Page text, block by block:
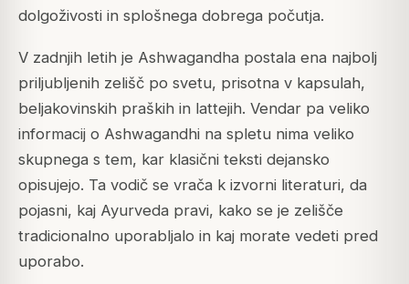
dolgoživosti in splošnega dobrega počutja.
V zadnjih letih je Ashwagandha postala ena najbolj
priljubljenih zelišč po svetu, prisotna v kapsulah,
beljakovinskih praških in lattejih. Vendar pa veliko
informacij o Ashwagandhi na spletu nima veliko
skupnega s tem, kar klasični teksti dejansko
opisujejo. Ta vodič se vrača k izvorni literaturi, da
pojasni, kaj Ayurveda pravi, kako se je zelišče
tradicionalno uporabljalo in kaj morate vedeti pred
uporabo.